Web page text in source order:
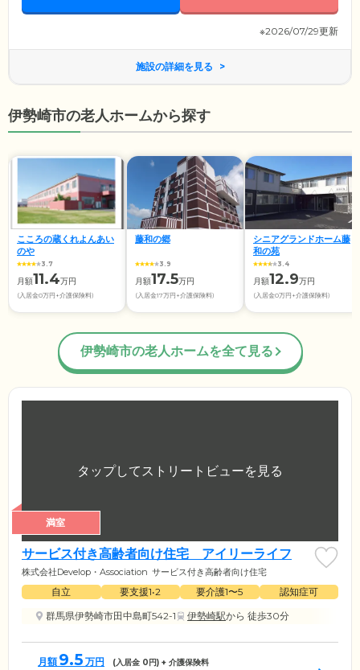
※2026/07/29更新
施設の詳細を見る
伊勢崎市の老人ホームから探す
こころの蔵くれよんあい
のや
3.7
月額11.4万円
(入居金0万円+介護保険料)
藤和の郷
3.9
月額17.5万円
(入居金17万円+介護保険料)
シニアグランドホーム藤
和の苑
3.4
月額12.9万円
(入居金0万円+介護保険料)
伊勢崎市の老人ホームを全て見る
満室
サービス付き高齢者向け住宅 アイリーライフ
株式会社Develop・Association サービス付き高齢者向け住宅
自立 要支援1•2 要介護1〜5
認知症可
群馬県伊勢崎市田中島町542-1
伊勢崎駅から 徒歩30分
月額 9.5 万円 (入居金 0円) + 介護保険料